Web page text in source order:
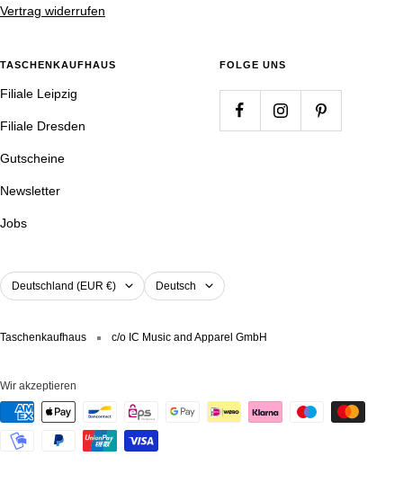
Vertrag widerrufen
TASCHENKAUFHAUS
Filiale Leipzig
Filiale Dresden
Gutscheine
Newsletter
Jobs
FOLGE UNS
Land/Region Deutschland (EUR €) Sprache
Deutsch
Taschenkaufhaus c/o IC Music and Apparel GmbH
Wir akzeptieren